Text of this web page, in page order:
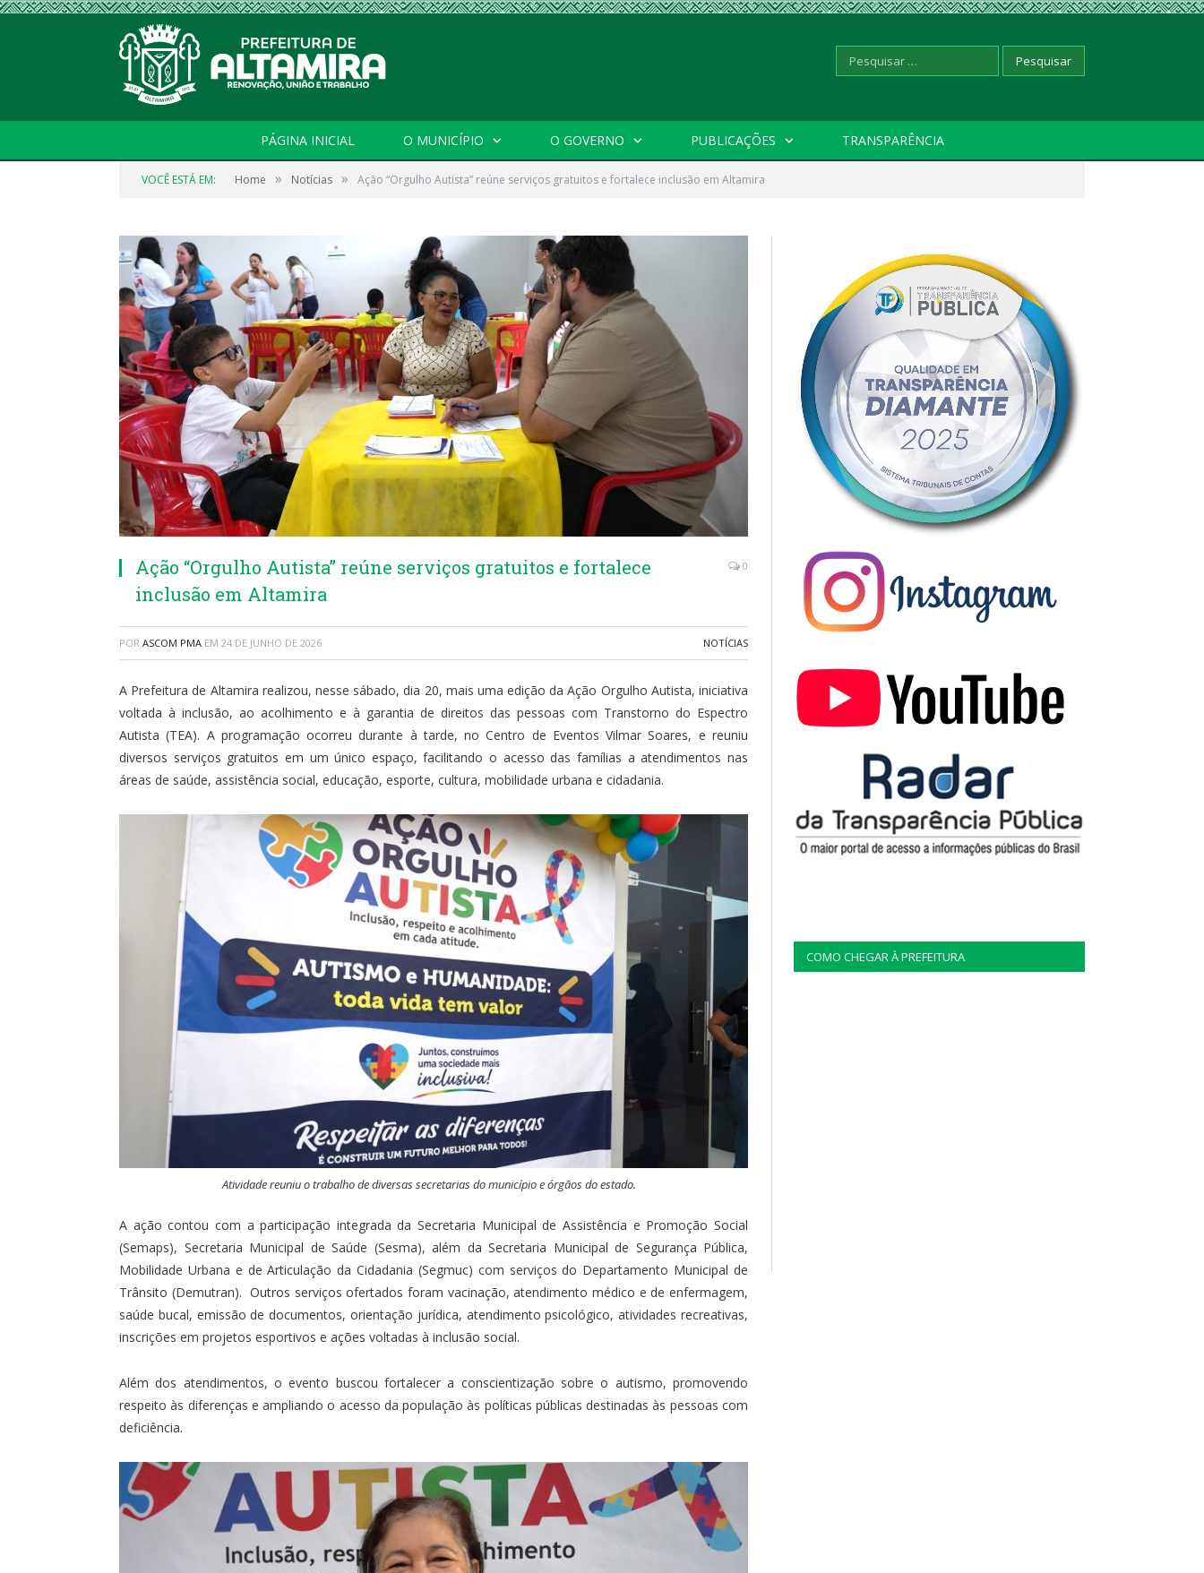
Pesquisar
PÁGINA INICIAL O MUNICÍPIO O GOVERNO PUBLICAÇÕES TRANSPARÊNCIA
VOCÊ ESTÁ EM: Home » Notícias » Ação “Orgulho Autista” reúne serviços gratuitos e fortalece inclusão em Altamira
Ação “Orgulho Autista” reúne serviços gratuitos e fortalece
inclusão em Altamira
0
POR ASCOM PMA EM 24 DE JUNHO DE 2026 NOTÍCIAS
A Prefeitura de Altamira realizou, nesse sábado, dia 20, mais uma edição da Ação Orgulho Autista, iniciativa
voltada à inclusão, ao acolhimento e à garantia de direitos das pessoas com Transtorno do Espectro
Autista (TEA). A programação ocorreu durante à tarde, no Centro de Eventos Vilmar Soares, e reuniu
diversos serviços gratuitos em um único espaço, facilitando o acesso das famílias a atendimentos nas
áreas de saúde, assistência social, educação, esporte, cultura, mobilidade urbana e cidadania.
Atividade reuniu o trabalho de diversas secretarias do município e órgãos do estado.
A ação contou com a participação integrada da Secretaria Municipal de Assistência e Promoção Social
(Semaps), Secretaria Municipal de Saúde (Sesma), além da Secretaria Municipal de Segurança Pública,
Mobilidade Urbana e de Articulação da Cidadania (Segmuc) com serviços do Departamento Municipal de
Trânsito (Demutran). Outros serviços ofertados foram vacinação, atendimento médico e de enfermagem,
saúde bucal, emissão de documentos, orientação jurídica, atendimento psicológico, atividades recreativas,
inscrições em projetos esportivos e ações voltadas à inclusão social.
Além dos atendimentos, o evento buscou fortalecer a conscientização sobre o autismo, promovendo
respeito às diferenças e ampliando o acesso da população às políticas públicas destinadas às pessoas com
deficiência.
COMO CHEGAR À PREFEITURA